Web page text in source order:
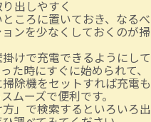
出しやすく
ころに置いておき、なるべ
ンを少なくしておくのが掃
けで充電できるようにして
た時にすぐに始められて、
除機をセットすれば充電も
ムーズで便利です。
」で検索するといろいろ出